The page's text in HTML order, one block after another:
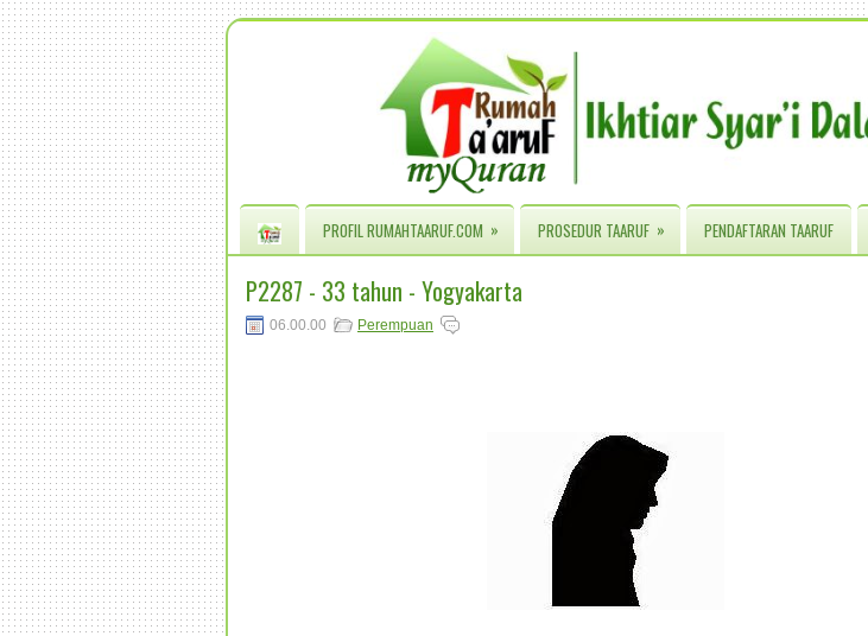
PROFIL RUMAHTAARUF.COM » PROSEDUR TAARUF » PENDAFTARAN TAARUF
P2287 - 33 tahun - Yogyakarta
06.00.00 Perempuan